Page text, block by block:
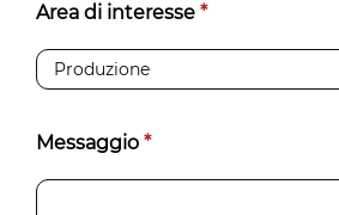
Area di interesse *
Messaggio *